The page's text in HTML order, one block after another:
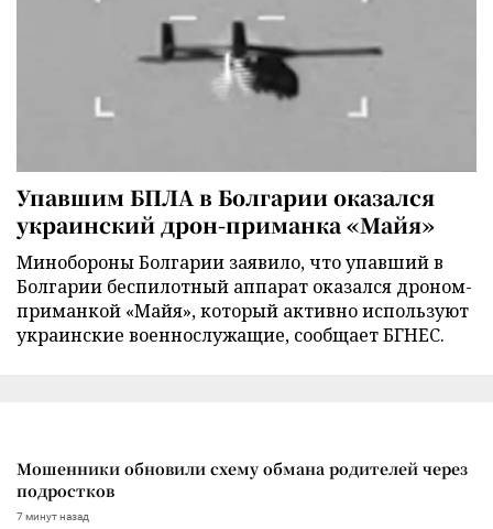
Упавшим БПЛА в Болгарии оказался
украинский дрон-приманка «Майя»
Минобороны Болгарии заявило, что упавший в
Болгарии беспилотный аппарат оказался дроном-
приманкой «Майя», который активно используют
украинские военнослужащие, сообщает БГНЕС.
Мошенники обновили схему обмана родителей через
подростков
7 минут назад